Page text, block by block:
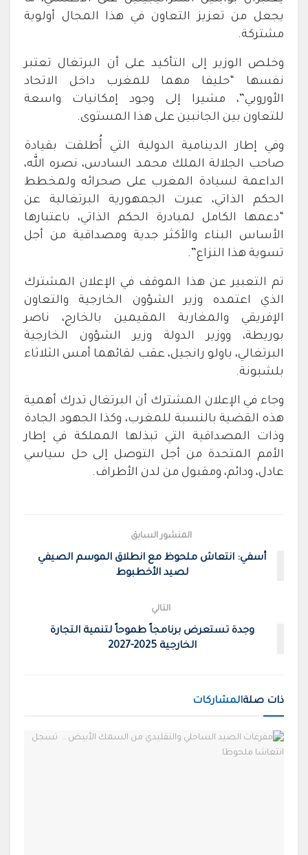
يجعل من تعزيز التعاون في هذا المجال أولوية
مشتركة.
وخلص الوزير إلى التأكيد على أن البرتغال تعتبر
نفسها “حليفا مهما للمغرب داخل الاتحاد
الأوروبي”، مشيرا إلى وجود إمكانيات واسعة
للتعاون بين الجانبين على هذا المستوى.
وفي إطار الدينامية الدولية التي أُطلقت بقيادة
صاحب الجلالة الملك محمد السادس، نصره الله،
الداعمة لسيادة المغرب على صحرائه ولمخطط
الحكم الذاتي، عبرت الجمهورية البرتغالية عن
“دعمها الكامل لمبادرة الحكم الذاتي، باعتبارها
الأساس البناء والأكثر جدية ومصداقية من أجل
تسوية هذا النزاع”.
تم التعبير عن هذا الموقف في الإعلان المشترك
الذي اعتمده وزير الشؤون الخارجية والتعاون
الإفريقي والمغاربة المقيمين بالخارج، ناصر
بوريطة، ووزير الدولة وزير الشؤون الخارجية
البرتغالي، باولو رانجيل، عقب لقائهما أمس الثلاثاء
بلشبونة.
وجاء في الإعلان المشترك أن البرتغال تدرك أهمية
هذه القضية بالنسبة للمغرب، وكذا الجهود الجادة
وذات المصداقية التي تبذلها المملكة في إطار
الأمم المتحدة من أجل التوصل إلى حل سياسي
عادل، ودائم، ومقبول من لدن الأطراف.
المنشور السابق
أسفي: انتعاش ملحوظ مع انطلاق الموسم الصيفي
لصيد الأخطبوط
التالي
وجدة تستعرض برنامجاً طموحاً لتنمية التجارة
الخارجية 2025-2027
ذات صلةالمشاركات